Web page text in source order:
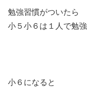
勉強習慣がついたら
小５小６は１人で勉強
小６になると